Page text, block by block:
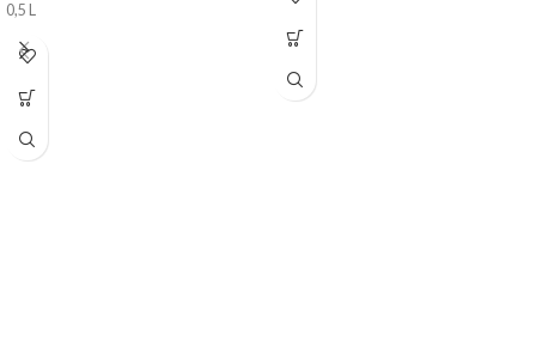
0,5 L